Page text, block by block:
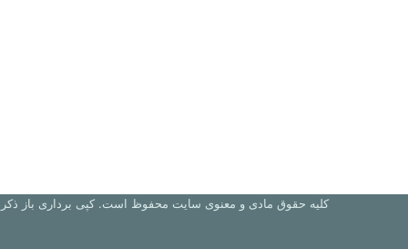
کلیه حقوق مادی و معنوی سایت محفوظ است. کپی برداری باز ذکر